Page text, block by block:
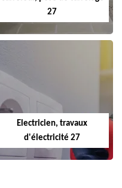
27
Electricien, travaux
d'électricité 27